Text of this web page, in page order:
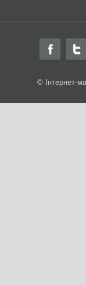
© Інтернет-